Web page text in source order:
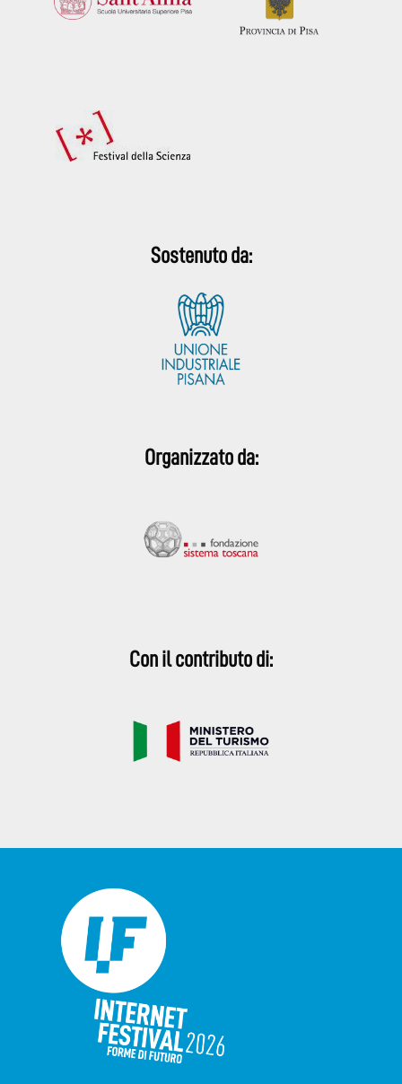
Sostenuto da:
Organizzato da:
Con il contributo di: